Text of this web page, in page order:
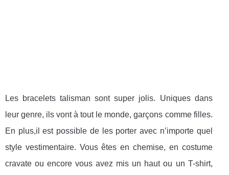
Les bracelets talisman sont super jolis. Uniques dans
leur genre, ils vont à tout le monde, garçons comme filles.
En plus,il est possible de les porter avec n’importe quel
style vestimentaire. Vous êtes en chemise, en costume
cravate ou encore vous avez mis un haut ou un T-shirt,